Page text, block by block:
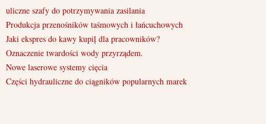
uliczne szafy do potrzymywania zasilania
Produkcja przenośników taśmowych i łańcuchowych
Jaki ekspres do kawy kupiļ dla pracowników?
Oznaczenie twardości wody przyrządem.
Nowe laserowe systemy cięcia
Części hydrauliczne do ciągników popularnych marek